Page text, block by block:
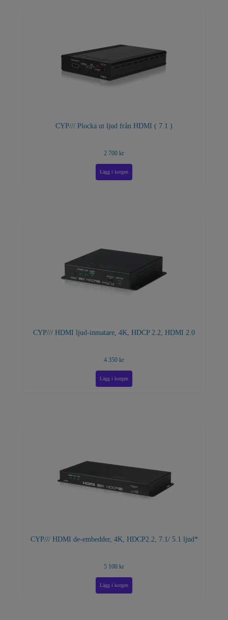
CYP/// Plocka ut ljud från HDMI ( 7.1 )
2 700 kr
CYP/// HDMI ljud-inmatare, 4K, HDCP 2.2, HDMI 2.0
4 350 kr
CYP/// HDMI de-embedder, 4K, HDCP2.2, 7.1/ 5.1 ljud*
5 100 kr